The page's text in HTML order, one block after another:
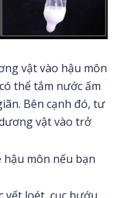
vật vào hậu môn
thể tắm nước ấm
Bên cạnh đó, tư
vật vào trở
môn nếu bạn